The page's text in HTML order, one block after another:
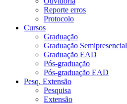
Reporte erros
Protocolo
Cursos
Graduação
Graduação Semipresencial
Graduação EAD
Pós-graduação
Pós-graduação EAD
Pesq. Extensão
Pesquisa
Extensão